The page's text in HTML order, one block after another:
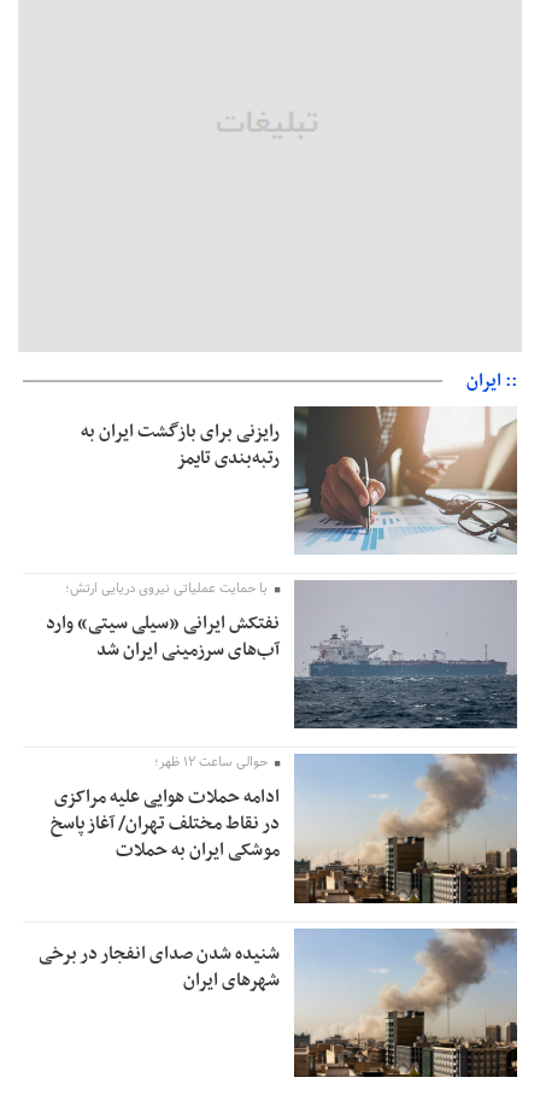
مهاجرانی: کشور با همبستگی ملی از دشواری‌های جنگ گذر کرد
:: ایران
رایزنی برای بازگشت ایران به
رتبه‌بندی تایمز
با حمایت عملیاتی نیروی دریایی ارتش؛
نفتکش ایرانی «سیلی سیتی» وارد
آب‌های سرزمینی ایران شد
حوالی ساعت ۱۲ ظهر؛
ادامه حملات هوایی علیه مراکزی
در نقاط مختلف تهران/ آغاز پاسخ
موشکی ایران به حملات
شنیده شدن صدای انفجار در برخی
شهرهای ایران